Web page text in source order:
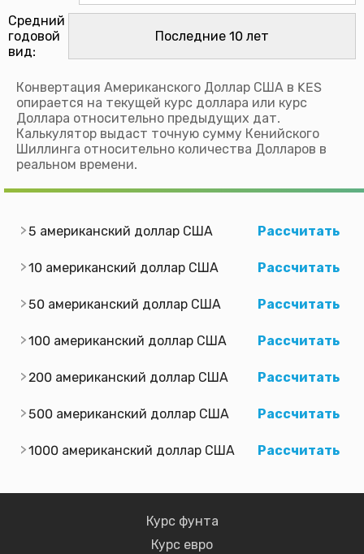
Средний
годовой
вид:
Конвертация Американского Доллар США в KES
опирается на текущей курс доллара или курс
Доллара относительно предыдущих дат.
Калькулятор выдаст точную сумму Кенийского
Шиллинга относительно количества Долларов в
реальном времени.
5 американский доллар США Рассчитать
10 американский доллар США Рассчитать
50 американский доллар США Рассчитать
100 американский доллар США Рассчитать
200 американский доллар США Рассчитать
500 американский доллар США Рассчитать
1000 американский доллар США Рассчитать
Курс фунта
Курс евро